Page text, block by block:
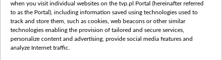
when you visit individual websites on the tvp.pl Portal (hereinafter referred
to as the Portal), including information saved using technologies used to
track and store them, such as cookies, web beacons or other similar
technologies enabling the provision of tailored and secure services,
personalize content and advertising, provide social media features and
analyze Internet traffic.